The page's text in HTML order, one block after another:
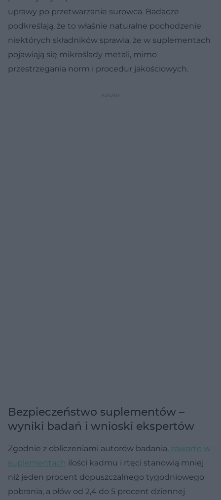
uprawy po przetwarzanie surowca. Badacze
podkreślają, że to właśnie naturalne pochodzenie
niektórych składników sprawia, że w suplementach
pojawiają się mikroślady metali, mimo
przestrzegania norm i procedur jakościowych.
Bezpieczeństwo suplementów –
wyniki badań i wnioski ekspertów
Zgodnie z obliczeniami autorów badania, zawarte w
suplementach ilości kadmu i rtęci stanowią mniej
niż jeden procent dopuszczalnego tygodniowego
pobrania, a ołów od 2,4 do 5 procent dziennej